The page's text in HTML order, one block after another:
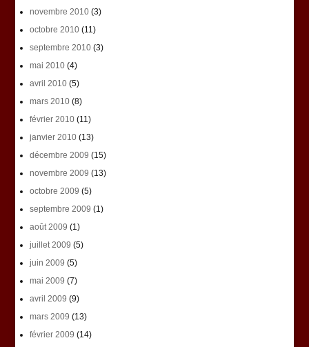
novembre 2010(3)
octobre 2010(11)
septembre 2010(3)
mai 2010(4)
avril 2010(5)
mars 2010(8)
février 2010(11)
janvier 2010(13)
décembre 2009 (15)
novembre 2009 (13)
octobre 2009 (5)
septembre 2009 (1)
août 2009 (1)
juillet 2009 (5)
juin 2009 (5)
mai 2009 (7)
avril 2009 (9)
mars 2009 (13)
février 2009 (14)